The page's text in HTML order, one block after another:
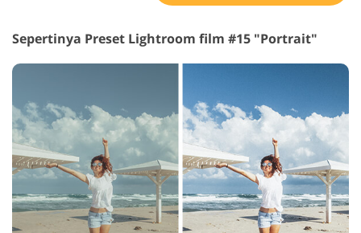
Sepertinya Preset Lightroom film #15 "Portrait"